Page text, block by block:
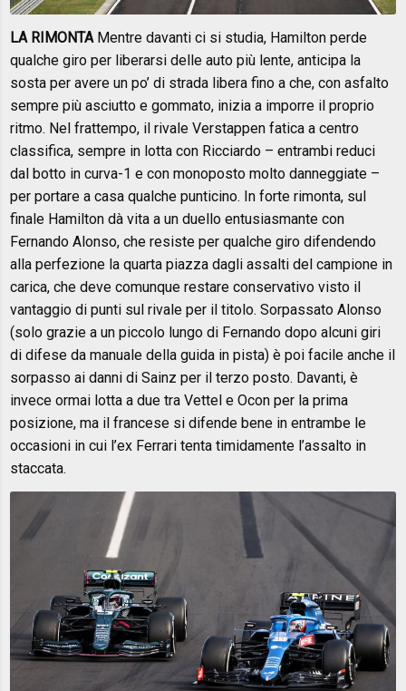
LA RIMONTAMentre davanti ci si studia, Hamilton perde
qualche giro per liberarsi delle auto più lente, anticipa la
sosta per avere un po’ di strada libera fino a che, con asfalto
sempre più asciutto e gommato, inizia a imporre il proprio
ritmo. Nel frattempo, il rivale Verstappen fatica a centro
classifica, sempre in lotta con Ricciardo – entrambi reduci
dal botto in curva-1 e con monoposto molto danneggiate –
per portare a casa qualche punticino. In forte rimonta, sul
finale Hamilton dà vita a un duello entusiasmante con
Fernando Alonso, che resiste per qualche giro difendendo
alla perfezione la quarta piazza dagli assalti del campione in
carica, che deve comunque restare conservativo visto il
vantaggio di punti sul rivale per il titolo. Sorpassato Alonso
(solo grazie a un piccolo lungo di Fernando dopo alcuni giri
di difese da manuale della guida in pista) è poi facile anche il
sorpasso ai danni di Sainz per il terzo posto. Davanti, è
invece ormai lotta a due tra Vettel e Ocon per la prima
posizione, ma il francese si difende bene in entrambe le
occasioni in cui l’ex Ferrari tenta timidamente l’assalto in
staccata.